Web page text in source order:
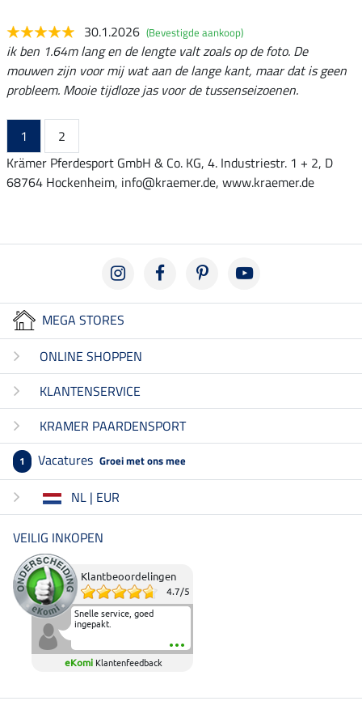
30.1.2026 (Bevestigde aankoop)
ik ben 1.64m lang en de lengte valt zoals op de foto. De
mouwen zijn voor mij wat aan de lange kant, maar dat is geen
probleem. Mooie tijdloze jas voor de tussenseizoenen.
1
2
Krämer Pferdesport GmbH & Co. KG, 4. Industriestr. 1 + 2, D
68764 Hockenheim, info@kraemer.de, www.kraemer.de
MEGA STORES
ONLINE SHOPPEN
KLANTENSERVICE
KRAMER PAARDENSPORT
1 Vacatures Groei met ons mee
NL | EUR
VEILIG INKOPEN
Klantbeoordelingen
4.7/5
Snelle service, goed
ingepakt.
eKomi Klantenfeedback